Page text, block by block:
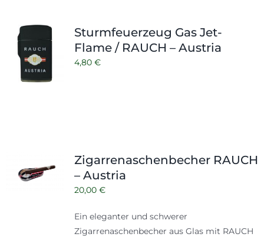
Sturmfeuerzeug Gas Jet-
Flame / RAUCH – Austria
4,80 €
Zigarrenaschenbecher RAUCH
– Austria
20,00 €
Ein eleganter und schwerer
Zigarrenaschenbecher aus Glas mit RAUCH